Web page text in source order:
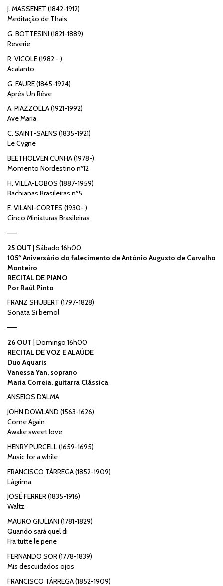
J. MASSENET (1842-1912)
Meditação de Thais
G. BOTTESINI (1821-1889)
Reverie
R. VICOLE (1982 - )
Acalanto
G. FAURE (1845-1924)
Après Un Rêve
A. PIAZZOLLA (1921-1992)
Ave Maria
C. SAINT-SAENS (1835-1921)
Le Cygne
BEETHOLVEN CUNHA (1978-)
Momento Nordestino nº12
H. VILLA-LOBOS (1887-1959)
Bachianas Brasileiras nº5
E. VILANI-CORTES (1930- )
Cinco Miniaturas Brasileiras
——
25 OUT | Sábado 16h00
105º Aniversário do falecimento de António Augusto de Carvalho
Monteiro
RECITAL DE PIANO
Por Raúl Pinto
FRANZ SHUBERT (1797-1828)
Sonata Si bemol
——
26 OUT | Domingo 16h00
RECITAL DE VOZ E ALAÚDE
Duo Aquaris
Vanessa Yan, soprano
Maria Correia, guitarra Clássica
ANSEIOS D'ALMA
JOHN DOWLAND (1563-1626)
Come Again
Awake sweet love
HENRY PURCELL (1659-1695)
Music for a while
FRANCISCO TÁRREGA (1852-1909)
Lágrima
JOSÉ FERRER (1835-1916)
Waltz
MAURO GIULIANI (1781-1829)
Quando sarà quel di
Fra tutte le pene
FERNANDO SOR (1778-1839)
Mis descuidados ojos
FRANCISCO TÁRREGA (1852-1909)